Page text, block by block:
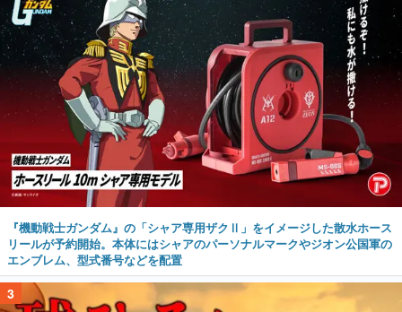
『機動戦士ガンダム』の「シャア専用ザクⅡ」をイメージした散水ホース
リールが予約開始。本体にはシャアのパーソナルマークやジオン公国軍の
エンブレム、型式番号などを配置
3